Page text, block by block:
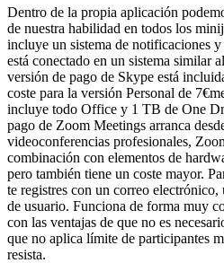
Dentro de la propia aplicación
de nuestra habilidad en todos los
incluye un sistema de notificaciones
está conectado en un sistema similar
versión de pago de Skype está
coste para la versión Personal de
incluye todo Office y 1 TB de One
pago de Zoom Meetings arranca
videoconferencias profesionales,
combinación con elementos de
pero también tiene un coste mayor.
te registres con un correo
de usuario. Funciona de forma muy
con las ventajas de que no es
que no aplica límite de participantes
resista.